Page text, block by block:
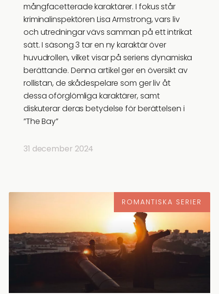
mångfacetterade karaktärer. I fokus står
kriminalinspektören Lisa Armstrong, vars liv
och utredningar vävs samman på ett intrikat
sätt. I säsong 3 tar en ny karaktär över
huvudrollen, vilket visar på seriens dynamiska
berättande. Denna artikel ger en översikt av
rollistan, de skådespelare som ger liv åt
dessa oförglömliga karaktärer, samt
diskuterar deras betydelse för berättelsen i
”The Bay”
31 december 2024
ROMANTISKA SERIER